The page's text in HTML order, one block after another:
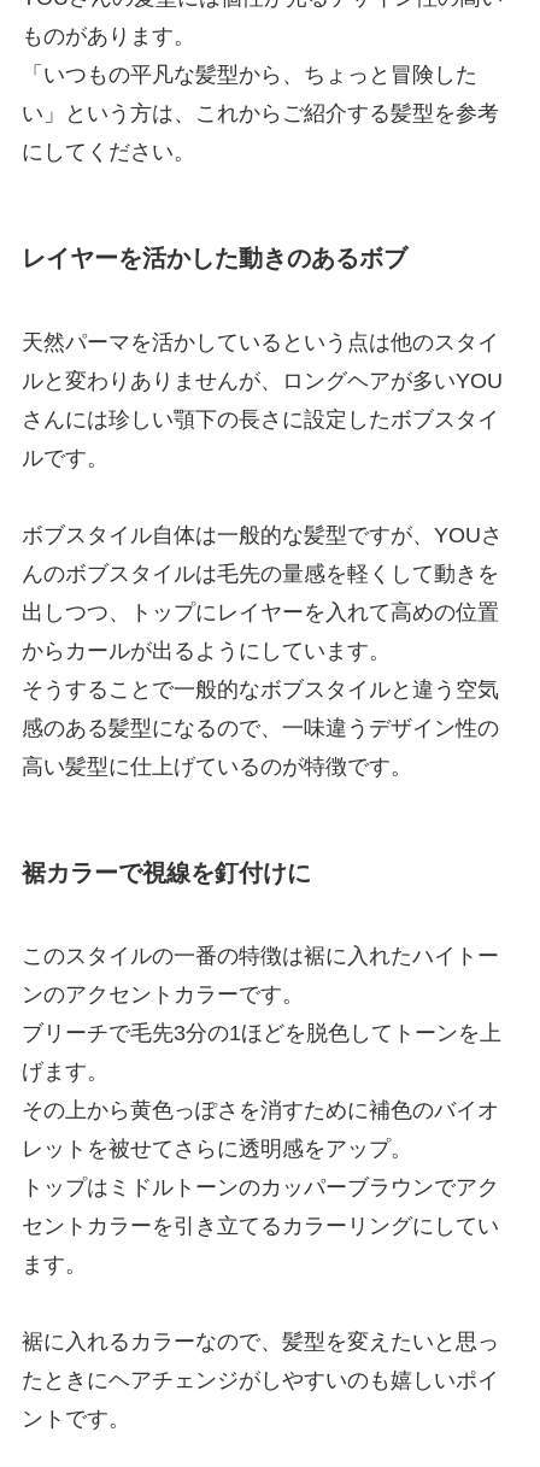
ものがあります。
「いつもの平凡な髪型から、ちょっと冒険した
い」という方は、これからご紹介する髪型を参考
にしてください。
レイヤーを活かした動きのあるボブ
天然パーマを活かしているという点は他のスタイ
ルと変わりありませんが、ロングヘアが多いYOU
さんには珍しい顎下の長さに設定したボブスタイ
ルです。
ボブスタイル自体は一般的な髪型ですが、YOUさ
んのボブスタイルは毛先の量感を軽くして動きを
出しつつ、トップにレイヤーを入れて高めの位置
からカールが出るようにしています。
そうすることで一般的なボブスタイルと違う空気
感のある髪型になるので、一味違うデザイン性の
高い髪型に仕上げているのが特徴です。
裾カラーで視線を釘付けに
このスタイルの一番の特徴は裾に入れたハイトー
ンのアクセントカラーです。
ブリーチで毛先3分の1ほどを脱色してトーンを上
げます。
その上から黄色っぽさを消すために補色のバイオ
レットを被せてさらに透明感をアップ。
トップはミドルトーンのカッパーブラウンでアク
セントカラーを引き立てるカラーリングにしてい
ます。
裾に入れるカラーなので、髪型を変えたいと思っ
たときにヘアチェンジがしやすいのも嬉しいポイ
ントです。